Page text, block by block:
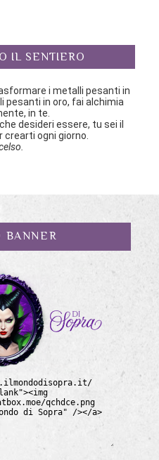
IL SENTIERO
i metalli pesanti in
pesanti in oro, fai alchimia
in te.
desideri essere, tu sei il
crearti ogni giorno.
BANNER